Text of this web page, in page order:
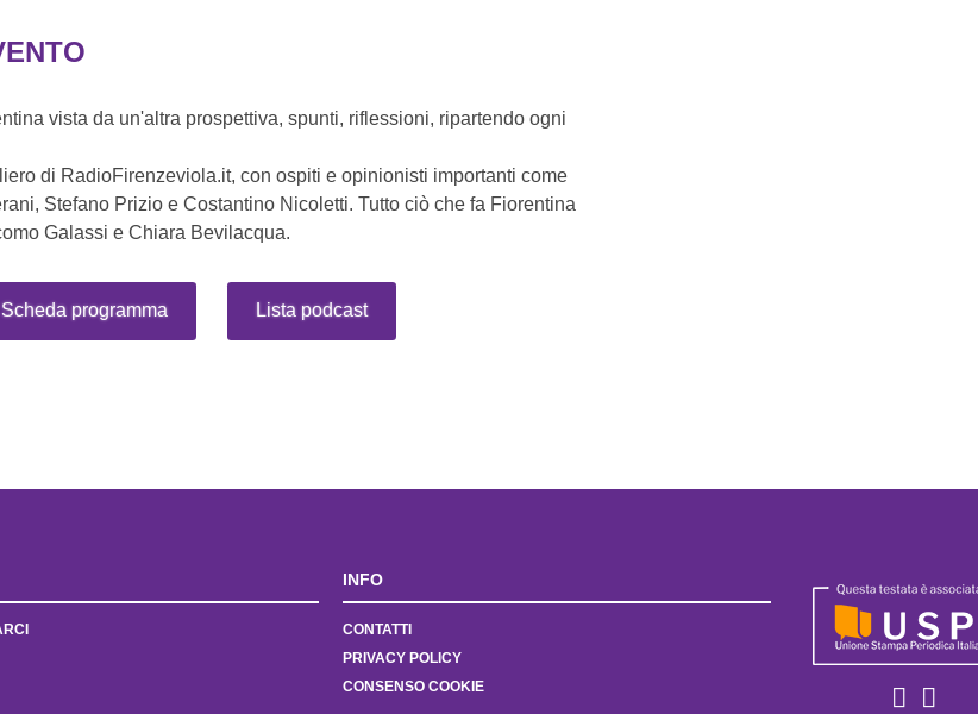
vista da un'altra prospettiva, spunti, riflessioni, ripartendo ogni
di RadioFirenzeviola.it, con ospiti e opinionisti importanti come
Stefano Prizio e Costantino Nicoletti. Tutto ciò che fa Fiorentina
Galassi e Chiara Bevilacqua.
Scheda programma Lista podcast
INFO
CONTATTI
PRIVACY POLICY
CONSENSO COOKIE